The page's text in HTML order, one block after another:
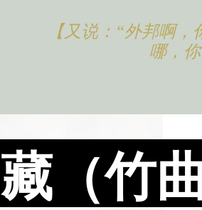
【又说：“外邦啊，
哪，
藏（竹